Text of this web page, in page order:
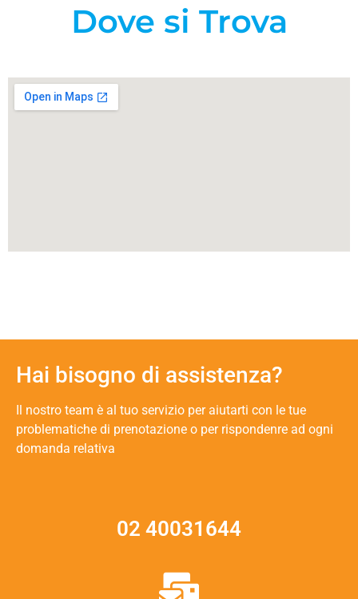
Dove si Trova
Hai bisogno di assistenza?
Il nostro team è al tuo servizio per aiutarti con le tue
problematiche di prenotazione o per rispondenre ad ogni
domanda relativa
02 40031644